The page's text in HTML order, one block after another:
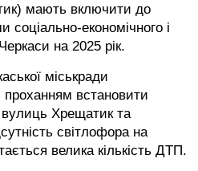
мають включити до
соціально-економічного і
на 2025 рік.
міськради
проханням встановити
вулиць Хрещатик та
світлофора на
велика кількість ДТП.